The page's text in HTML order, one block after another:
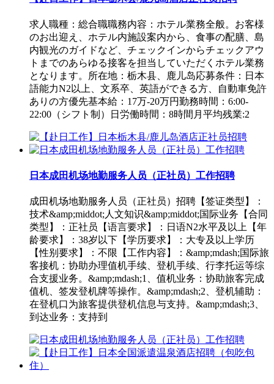
求人職種：総合職職務内容：ホテル業務全般。お客様
のお出迎え、ホテル内施設案内から、食事の配膳、島
内観光のガイドなど、チェックインからチェックアウ
トまでのあらゆる接客を担当していただくホテル業務
となります。所在地：栃木县、鹿儿岛応募条件：日本
語能力N2以上、文系卒、英語ができる方、自動車免許
ありの方優先基本給：17万-20万円勤務時間：6:00-
22:00（シフト制）日労働時間：8時間月平均残業:2
日本成田机场地勤服务人员（正社员）工作招聘
成田机场地勤服务人员（正社员）招聘【签证类型】：
技术&amp;middot;人文知识&amp;middot;国际业务【合同
类型】：正社员【语言要求】：日语N2水平及以上【年
龄要求】：38岁以下【学历要求】：大专及以上学历
【性别要求】：不限【工作内容】：&amp;mdash;国际旅
客接机：协助办理值机手续、登机手续、行李托运等综
合支援业务。&amp;mdash;1、值机业务：协助旅客完成
值机、签发登机牌等操作。&amp;mdash;2、登机辅助：
在登机口为旅客提供登机信息与支持。&amp;mdash;3、
到达业务：支持到